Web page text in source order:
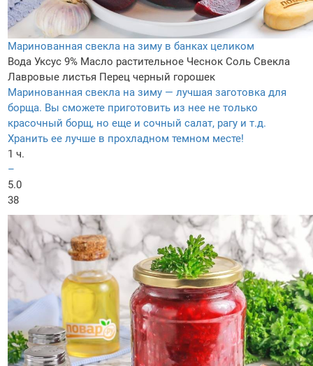
Маринованная свекла на зиму в банках целиком
Вода Уксус 9% Масло растительное Чеснок Соль Свекла
Лавровые листья Перец черный горошек
Маринованная свекла на зиму — лучшая заготовка для
борща. Вы сможете приготовить из нее не только
красочный борщ, но еще и сочный салат, рагу и т.д.
Хранить ее лучше в прохладном темном месте!
1 ч.
–
5.0
38